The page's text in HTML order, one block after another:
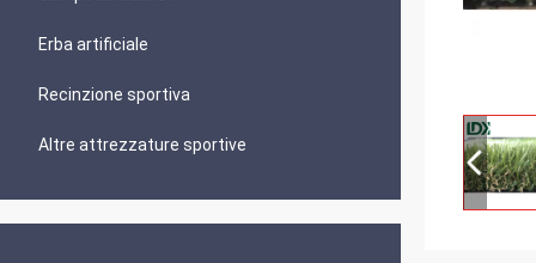
Erba artificiale
Recinzione sportiva
Altre attrezzature sportive